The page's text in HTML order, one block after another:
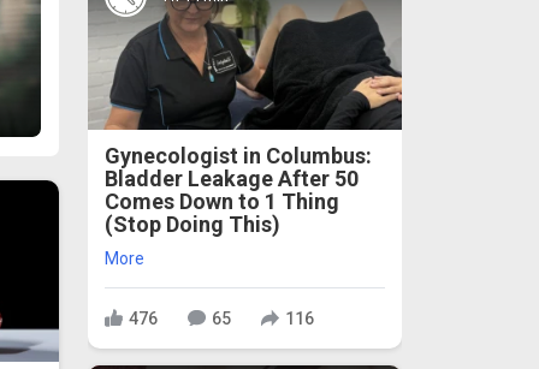
Gynecologist in Columbus:
Bladder Leakage After 50
Comes Down to 1 Thing
(Stop Doing This)
More
476 65 116